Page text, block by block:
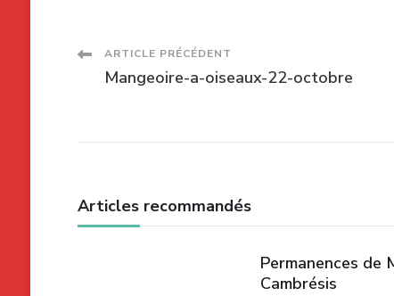
Navigation
articles
ARTICLE PRÉCÉDENT
Mangeoire-a-oiseaux-22-octobre
Articles recommandés
Permanences de
Cambrésis